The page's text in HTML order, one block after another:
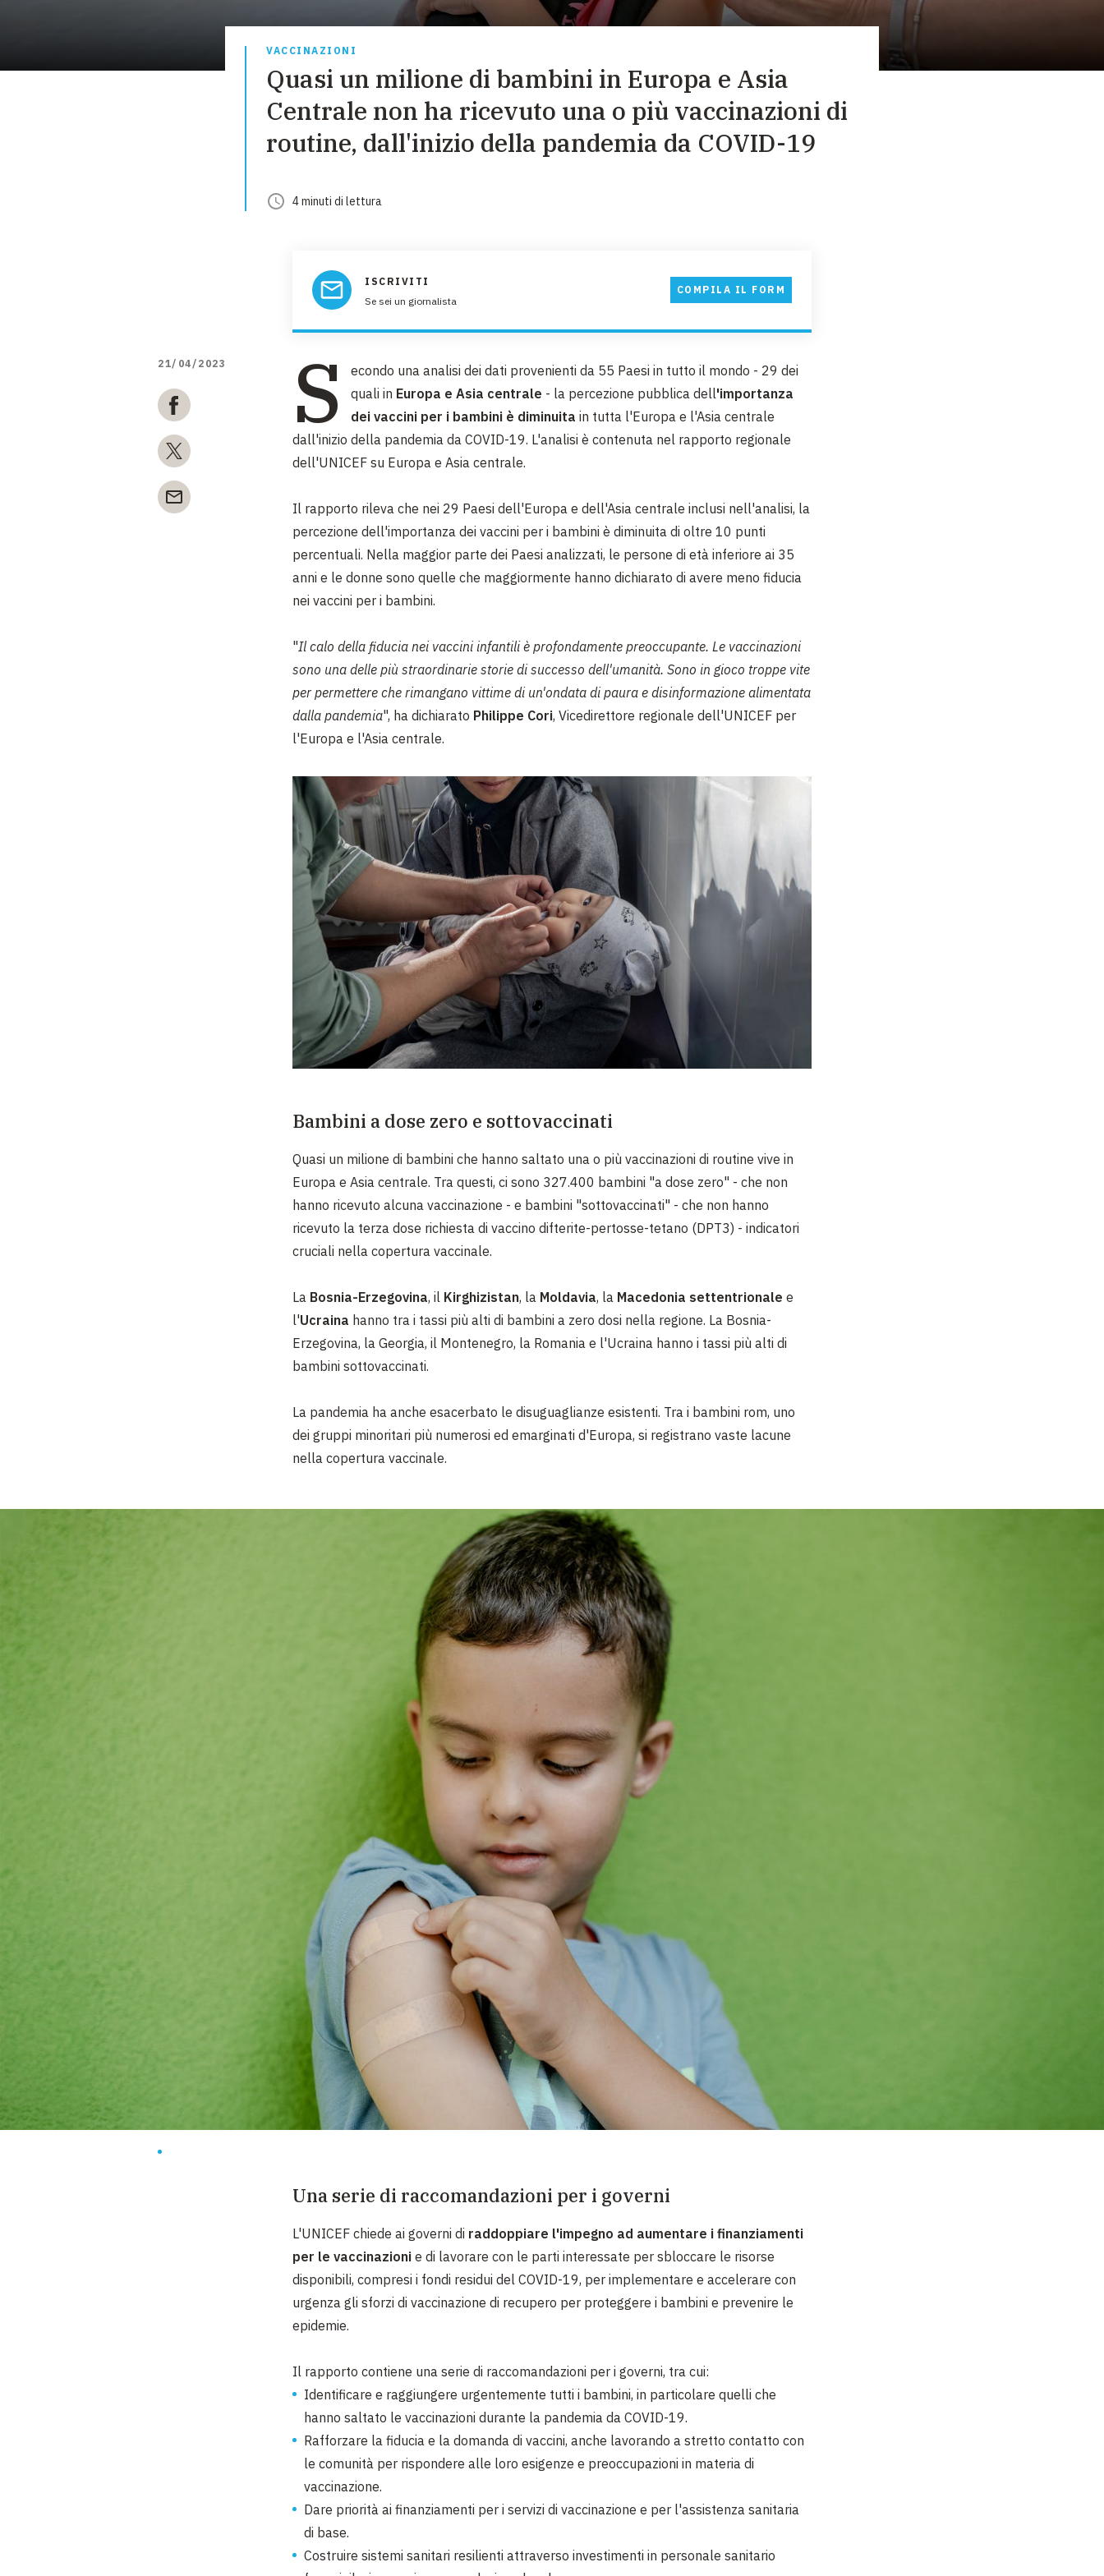
EMERGENZE
DIVERSI MODI PER DONARE. SCEGLI IL PIÙ
VACCINAZIONI
Quasi un milione di bambini in Europa e Asia
Centrale non ha ricevuto una o più vaccinazioni di
routine, dall'inizio della pandemia da COVID-19
4minuti di lettura
ISCRIVITI
Se sei un giornalista
COMPILA IL FORM
21/04/2023 S
econdo una analisi dei dati provenienti da 55 Paesi in tutto il mondo - 29 dei
quali in Europa e Asia centrale - la percezione pubblica dell'importanza
dei vaccini per i bambini è diminuita in tutta l'Europa e l'Asia centrale
dall'inizio della pandemia da COVID-19. L'analisi è contenuta nel rapporto regionale
dell'UNICEF su Europa e Asia centrale.
Il rapporto rileva che nei 29 Paesi dell'Europa e dell'Asia centrale inclusi nell'analisi, la
percezione dell'importanza dei vaccini per i bambini è diminuita di oltre 10 punti
percentuali. Nella maggior parte dei Paesi analizzati, le persone di età inferiore ai 35
anni e le donne sono quelle che maggiormente hanno dichiarato di avere meno fiducia
nei vaccini per i bambini.
"Il calo della fiducia nei vaccini infantili è profondamente preoccupante. Le vaccinazioni
sono una delle più straordinarie storie di successo dell'umanità. Sono in gioco troppe vite
per permettere che rimangano vittime di un'ondata di paura e disinformazione alimentata
dalla pandemia", ha dichiarato Philippe Cori, Vicedirettore regionale dell'UNICEF per
l'Europa e l'Asia centrale.
Bambini a dose zero e sottovaccinati
Quasi un milione di bambini che hanno saltato una o più vaccinazioni di routine vive in
Europa e Asia centrale. Tra questi, ci sono 327.400 bambini "a dose zero" - che non
hanno ricevuto alcuna vaccinazione - e bambini "sottovaccinati" - che non hanno
ricevuto la terza dose richiesta di vaccino difterite-pertosse-tetano (DPT3) - indicatori
cruciali nella copertura vaccinale.
La Bosnia-Erzegovina, il Kirghizistan, la Moldavia, la Macedonia settentrionale e
l'Ucraina hanno tra i tassi più alti di bambini a zero dosi nella regione. La Bosnia-
Erzegovina, la Georgia, il Montenegro, la Romania e l'Ucraina hanno i tassi più alti di
bambini sottovaccinati.
La pandemia ha anche esacerbato le disuguaglianze esistenti. Tra i bambini rom, uno
dei gruppi minoritari più numerosi ed emarginati d'Europa, si registrano vaste lacune
nella copertura vaccinale.
Una serie di raccomandazioni per i governi
L'UNICEF chiede ai governi di raddoppiare l'impegno ad aumentare i finanziamenti
per le vaccinazioni e di lavorare con le parti interessate per sbloccare le risorse
disponibili, compresi i fondi residui del COVID-19, per implementare e accelerare con
urgenza gli sforzi di vaccinazione di recupero per proteggere i bambini e prevenire le
epidemie.
Il rapporto contiene una serie di raccomandazioni per i governi, tra cui:
Identificare e raggiungere urgentemente tutti i bambini, in particolare quelli che
hanno saltato le vaccinazioni durante la pandemia da COVID-19.
Rafforzare la fiducia e la domanda di vaccini, anche lavorando a stretto contatto con
le comunità per rispondere alle loro esigenze e preoccupazioni in materia di
vaccinazione.
Dare priorità ai finanziamenti per i servizi di vaccinazione e per l'assistenza sanitaria
di base.
Costruire sistemi sanitari resilienti attraverso investimenti in personale sanitario